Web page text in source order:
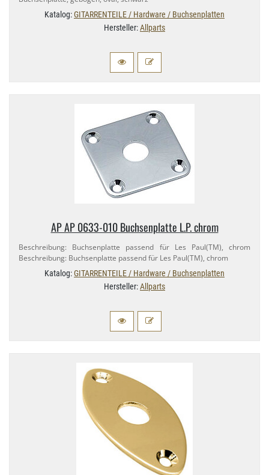
Katalog:GITARRENTEILE / Hardware / Buchsenplatten
Hersteller:Allparts
AP AP 0633-​010 Buchsenplatte L.​P. chrom
Beschreibung: Buchsenplatte passend für Les Paul(TM), chrom
Beschreibung: Buchsenplatte passend für Les Paul(TM), chrom
Katalog:GITARRENTEILE / Hardware / Buchsenplatten
Hersteller:Allparts